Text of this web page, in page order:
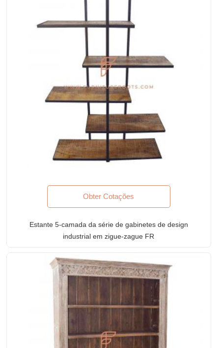
Obter Cotações
Estante 5-camada da série de gabinetes de design
industrial em zigue-zague FR